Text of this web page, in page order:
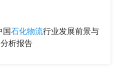
国石化物流行业发展前景与
析报告